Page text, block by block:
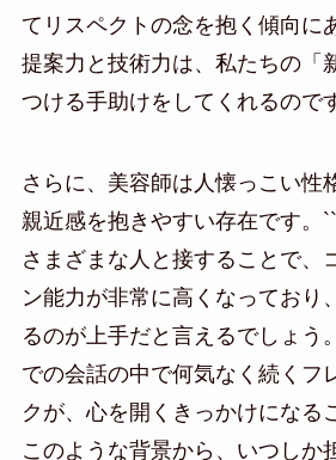
てリスペクトの念を抱く傾向に
提案力と技術力は、私たちの「
つける手助けをしてくれるので
さらに、美容師は人懐っこい性
親近感を抱きやすい存在です。
さまざまな人と接することで、
ン能力が非常に高くなっており
るのが上手だと言えるでしょう
での会話の中で何気なく続くフ
クが、心を開くきっかけになる
このような背景から、いつしか